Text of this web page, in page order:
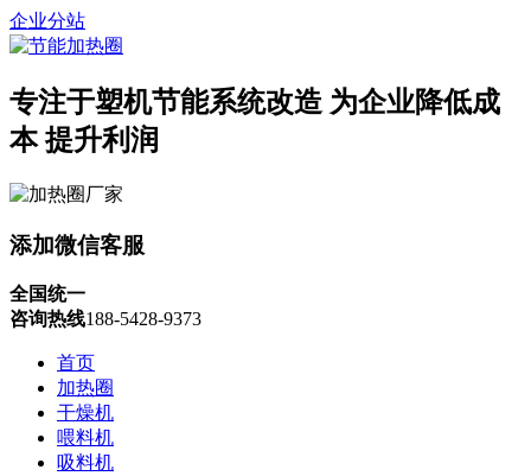
企业分站
专注于塑机节能系统改造 为企业降低成
本 提升利润
添加微信客服
全国统一
咨询热线188-5428-9373
首页
加热圈
干燥机
喂料机
吸料机